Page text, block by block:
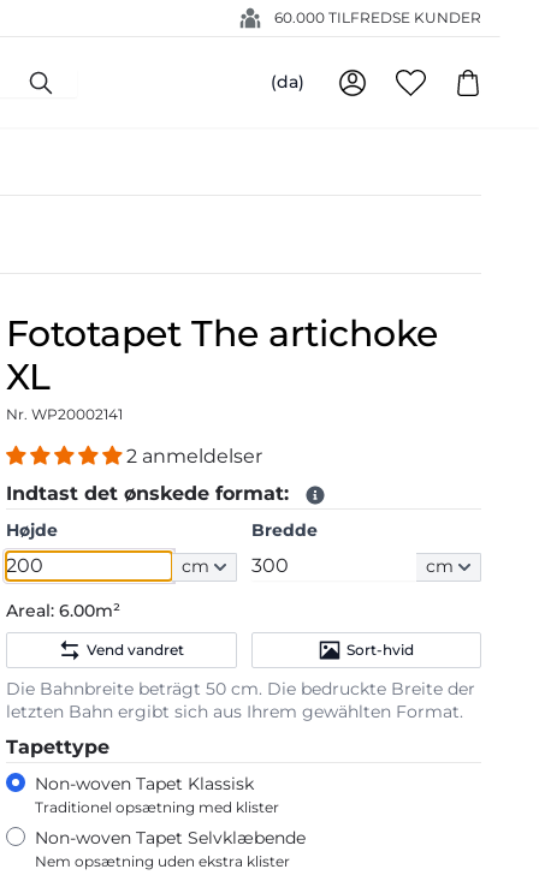
60.000 TILFREDSE KUNDER
(da)
Fototapet The artichoke
XL
Nr. WP20002141
2 anmeldelser
Indtast det ønskede format:
Højde
cm
Bredde
cm
Areal:6.00m²
Vend vandret Sort-hvid
Die Bahnbreite beträgt 50 cm. Die bedruckte Breite der
letzten Bahn ergibt sich aus Ihrem gewählten Format.
Tapettype
Non-woven Tapet Klassisk
Traditionel opsætning med klister
Non-woven Tapet Selvklæbende
Nem opsætning uden ekstra klister